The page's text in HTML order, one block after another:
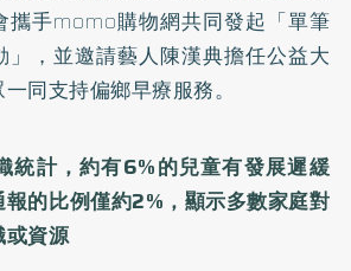
攜手momo購物網共同發起「單筆
」，並邀請藝人陳漢典擔任公益大
同支持偏鄉早療服務。
統計，約有6%的兒童有發展遲緩
的比例僅約2%，顯示多數家庭對
或資源